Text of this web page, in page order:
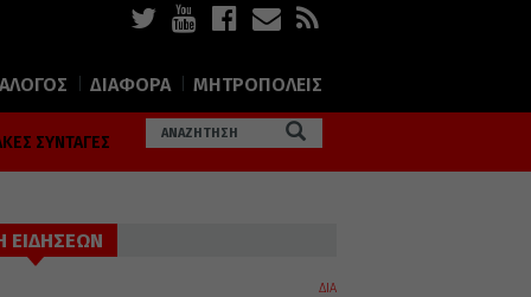
ΔΙΑΦΟΡΑ ΜΗΤΡΟΠΟΛΕΙΣ
ΣΥΝΤΑΓΕΣ
ΕΙΔΗΣΕΩΝ
ΔΙΑΛΟΓΟΣ